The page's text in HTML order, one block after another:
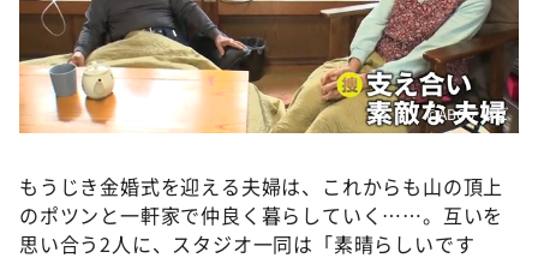
©️ABCテレビ
もうじき金婚式を迎える夫婦は、これからも山の頂上
のポツンと一軒家で仲良く暮らしていく……。互いを
思い合う2人に、スタジオ一同は「素晴らしいです